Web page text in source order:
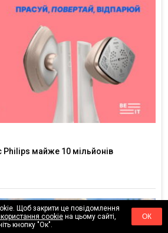
Philips майже 10 мільйонів
Щоб закрити це повідомлення
cookieна цьому сайті,
кнопку "Ок".
ОК